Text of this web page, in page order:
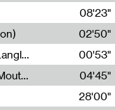
08'23"
02'50"
Dans la nuit les nuages - Théo Robine-Langlois
00'53"
Bathi Diabaye - Tambacounda (Pierrick Mouton)
04'45"
28'00"